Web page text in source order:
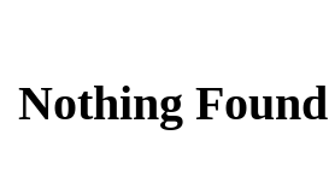
Nothing Found